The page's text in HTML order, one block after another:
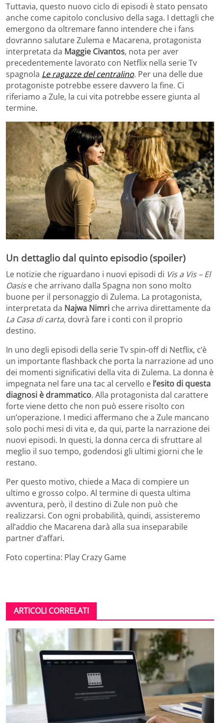
Tuttavia, questo nuovo ciclo di episodi è stato pensato
anche come capitolo conclusivo della saga. I dettagli che
emergono da oltremare fanno intendere che i fans
dovranno salutare Zulema e Macarena, protagonista
interpretata da Maggie Civantos, nota per aver
precedentemente lavorato con Netflix nella serie Tv
spagnola Le ragazze del centralino. Per una delle due
protagoniste potrebbe essere davvero la fine. Ci
riferiamo a Zule, la cui vita potrebbe essere giunta al
termine.
Un dettaglio dal quinto episodio (spoiler)
Le notizie che riguardano i nuovi episodi di Vis a Vis – El
Oasise che arrivano dalla Spagna non sono molto
buone per il personaggio di Zulema. La protagonista,
interpretata da Najwa Nimri che arriva direttamente da
La Casa di carta, dovrà fare i conti con il proprio
destino.
In uno degli episodi della serie Tv spin-off di Netflix, c’è
un importante flashback che porta la narrazione ad uno
dei momenti significativi della vita di Zulema. La donna è
impegnata nel fare una tac al cervello e l’esito di questa
diagnosi è drammatico. Alla protagonista dal carattere
forte viene detto che non può essere risolto con
un’operazione. I medici affermano che a Zule mancano
solo pochi mesi di vita e, da qui, parte la narrazione dei
nuovi episodi. In questi, la donna cerca di sfruttare al
meglio il suo tempo, godendosi gli ultimi giorni che le
restano.
Per questo motivo, chiede a Maca di compiere un
ultimo e grosso colpo. Al termine di questa ultima
avventura, però, il destino di Zule non può che
realizzarsi. Con ogni probabilità, quindi, assisteremo
all’addio che Macarena darà alla sua inseparabile
partner d’affari.
Foto copertina: Play Crazy Game
ARTICOLI CORRELATI